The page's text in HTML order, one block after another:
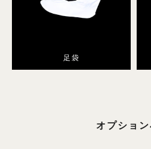
足袋
オプショ